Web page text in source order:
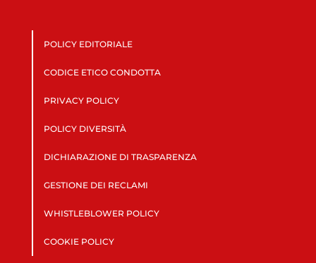
POLICY EDITORIALE
CODICE ETICO CONDOTTA
PRIVACY POLICY
POLICY DIVERSITÀ
DICHIARAZIONE DI TRASPARENZA
GESTIONE DEI RECLAMI
WHISTLEBLOWER POLICY
COOKIE POLICY